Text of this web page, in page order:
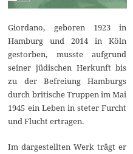
Giordano, geboren 1923 in
Hamburg und 2014 in Köln
gestorben, musste aufgrund
seiner jüdischen Herkunft bis
zu der Befreiung Hamburgs
durch britische Truppen im Mai
1945 ein Leben in steter Furcht
und Flucht ertragen.
Im dargestellten Werk trägt er